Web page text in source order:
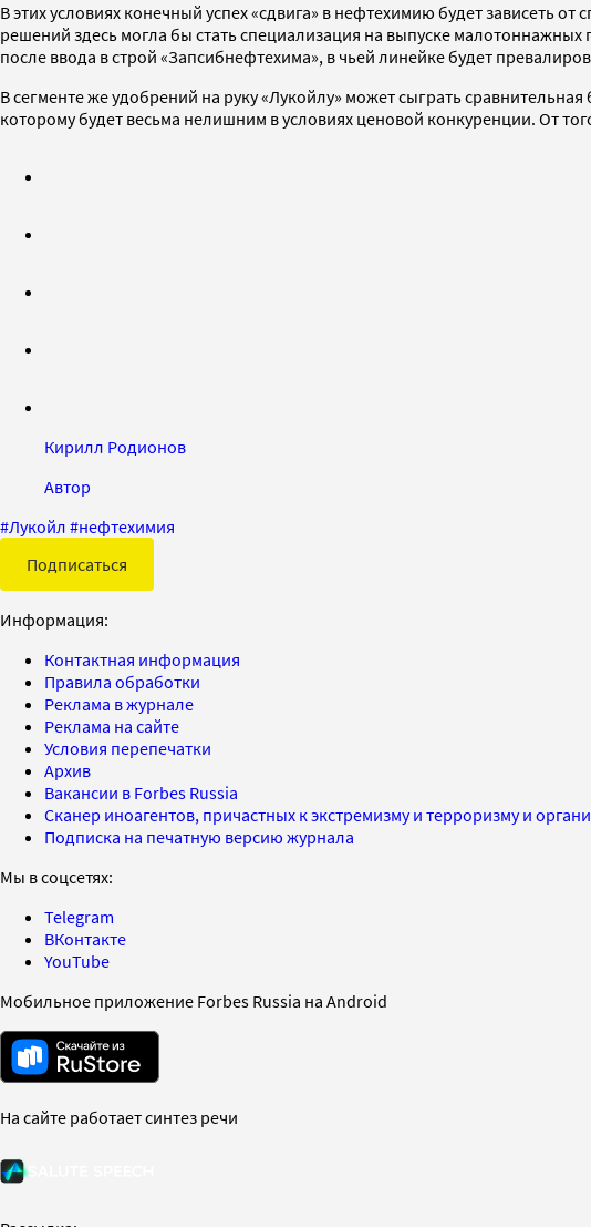
В этих условиях конечный успех «сдвига» в нефтехимию будет
решений здесь могла бы стать специализация на выпуске
после ввода в строй «Запсибнефтехима», в чьей линейке будет
В сегменте же удобрений на руку «Лукойлу» может сыграть
которому будет весьма нелишним в условиях ценовой конкуренции. От
Кирилл Родионов
Автор
#Лукойл #нефтехимия
Подписаться
Информация:
Контактная информация
Правила обработки
Реклама в журнале
Реклама на сайте
Условия перепечатки
Архив
Вакансии в Forbes Russia
Сканер иноагентов, причастных к экстремизму и терроризму и
Подписка на печатную версию журнала
Мы в соцсетях:
Telegram
ВКонтакте
YouTube
Мобильное приложение Forbes Russia на Android
На сайте работает синтез речи